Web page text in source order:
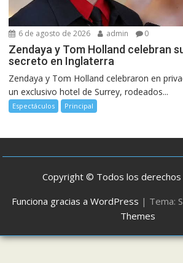
6 de agosto de 2026 admin 0
Zendaya y Tom Holland celebran
secreto en Inglaterra
Zendaya y Tom Holland celebraron en
un exclusivo hotel de Surrey, rodeados...
Espectáculos Principal
Copyright © Todos los
Funciona gracias a WordPress | Tema:
Themes